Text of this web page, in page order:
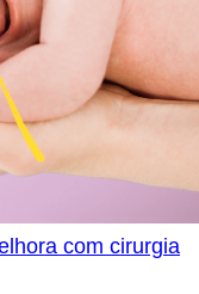
com cirurgia